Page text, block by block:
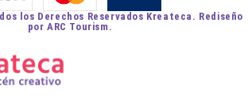
los Derechos Reservados Kreateca. Rediseño
por ARC Tourism.